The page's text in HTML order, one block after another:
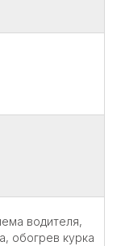
водителя,
обогрев курка